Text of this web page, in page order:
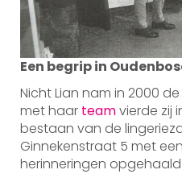
Een begrip in
Nicht Lian nam in 2000
met haar teamvierde zij
bestaan van de
Ginnekenstraat 5 met
herinneringen